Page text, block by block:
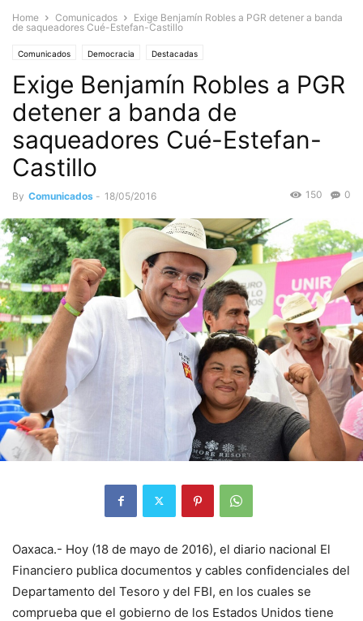
Home Comunicados
Exige Benjamín Robles a PGR detener a banda
de saqueadores Cué-Estefan-Castillo
Comunicados Democracia Destacadas
Exige Benjamín Robles a PGR
detener a banda de
saqueadores Cué-Estefan-
Castillo
By Comunicados - 18/05/2016 0
150
Oaxaca.- Hoy (18 de mayo de 2016), el diario nacional El
Financiero publica documentos y cables confidenciales del
Departamento del Tesoro y del FBI, en los cuales se
comprueba que el gobierno de los Estados Unidos tiene